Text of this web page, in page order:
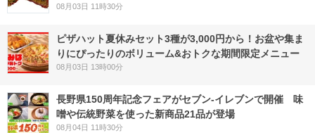
08月03日 11時30分
ピザハット夏休みセット3種が3,000円から！お盆や集ま
りにぴったりのボリューム&おトクな期間限定メニュー
08月03日 13時00分
長野県150周年記念フェアがセブン-イレブンで開催 味
噌や伝統野菜を使った新商品21品が登場
08月04日 11時30分